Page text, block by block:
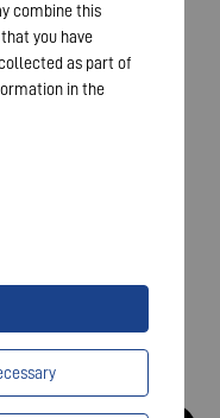
combine this
you have
as part of
in the